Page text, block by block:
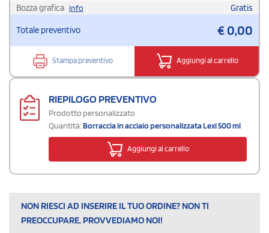
Bozza grafica info Gratis
Totale preventivo €0,00
Stampa preventivo Aggiungi al carrello
RIEPILOGO PREVENTIVO
Prodotto personalizzato
Quantità:Borraccia in acciaio personalizzata Lexi 500 ml
Aggiungi al carrello
NON RIESCI AD INSERIRE IL TUO ORDINE? NON TI
PREOCCUPARE, PROVVEDIAMO NOI!